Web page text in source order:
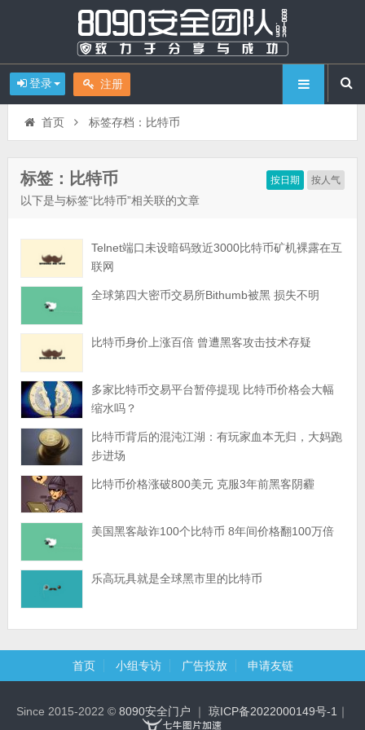
登录 注册
首页 标签存档：比特币
按日期 按人气
标签：比特币
以下是与标签“比特币”相关联的文章
Telnet端口未设暗码致近3000比特币矿机裸露在互
联网
全球第四大密币交易所Bithumb被黑 损失不明
比特币身价上涨百倍 曾遭黑客攻击技术存疑
多家比特币交易平台暂停提现 比特币价格会大幅
缩水吗？
比特币背后的混沌江湖：有玩家血本无归，大妈跑
步进场
比特币价格涨破800美元 克服3年前黑客阴霾
美国黑客敲诈100个比特币 8年间价格翻100万倍
乐高玩具就是全球黑市里的比特币
首页 小组专访 广告投放 申请友链
Since 2015-2022 © 8090安全门户 ｜ 琼ICP备2022000149号-1 ｜